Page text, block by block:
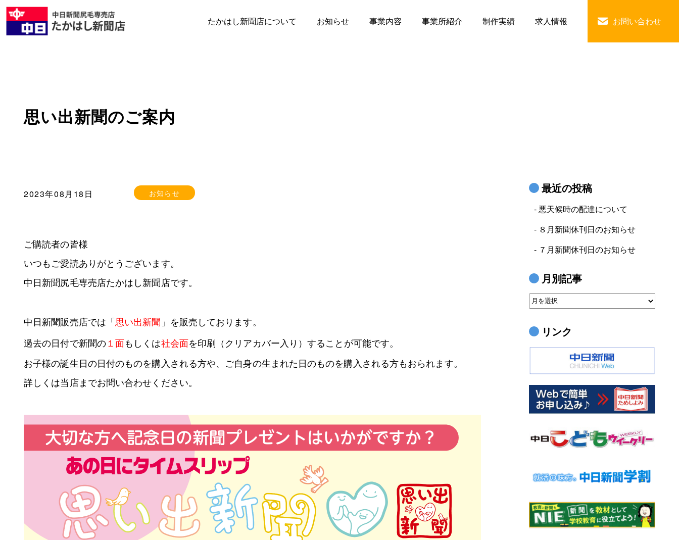
たかはし新聞店について お知らせ 事業内容 事業所紹介 制作実績 求人情報 お問い合わせ
思い出新聞のご案内
2023年08月18日 お知らせ
ご購読者の皆様
いつもご愛読ありがとうございます。
中日新聞尻毛専売店たかはし新聞店です。
中日新聞販売店では「思い出新聞 」を販売しております。
過去の日付で新聞の１面もしくは社会面を印刷（クリアカバー入り）することが可能です。
お子様の誕生日の日付のものを購入される方や、ご自身の生まれた日のものを購入される方もおられます。
詳しくは当店までお問い合わせください。
最近の投稿
悪天候時の配達について
８月新聞休刊日のお知らせ
７月新聞休刊日のお知らせ
月別記事
月
別
事
リンク